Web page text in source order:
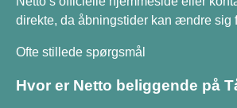
direkte, da åbningstider kan ændre sig
Ofte stillede spørgsmål
Hvor er Netto beliggende på